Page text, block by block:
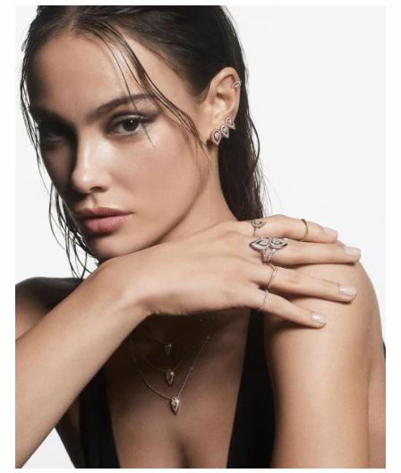
Fiery Diamond Pave Wedding Ring
СМОТРЕТЬ СЕЙЧАС